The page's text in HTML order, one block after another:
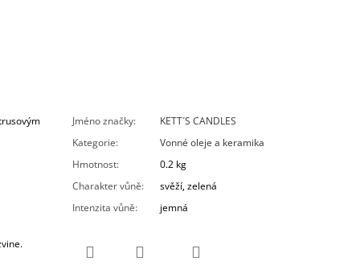
Jméno značky:
KETT´S CANDLES
Kategorie:
Vonné oleje a keramika
Hmotnost:
0.2 kg
Charakter vůně:
svěží, zelená
Intenzita vůně: jemná